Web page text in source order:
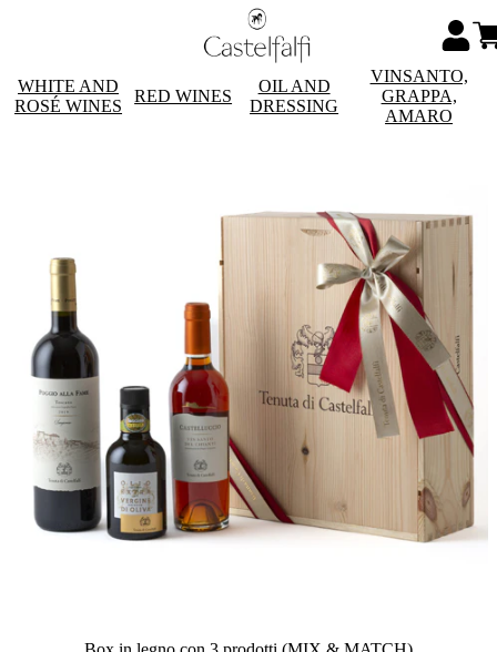
WHITE AND
ROSÉ WINES
RED WINES
OIL AND
DRESSING
VINSANTO,
GRAPPA,
AMARO